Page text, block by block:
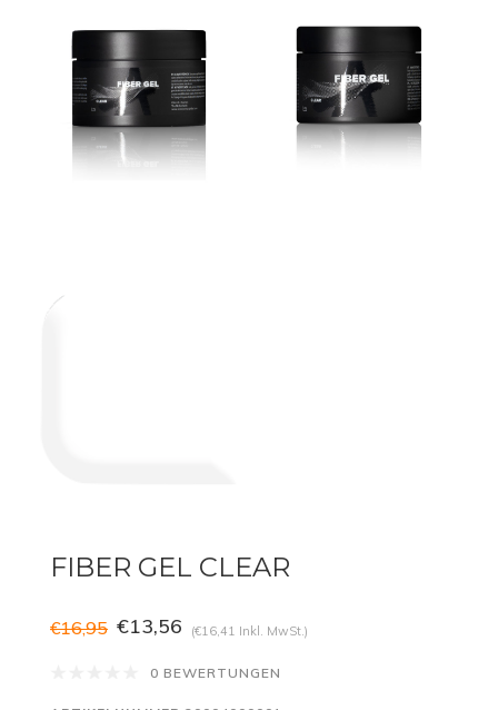
FIBER GEL CLEAR
€16,95 €13,56 (€16,41 Inkl. MwSt.)
0 BEWERTUNGEN